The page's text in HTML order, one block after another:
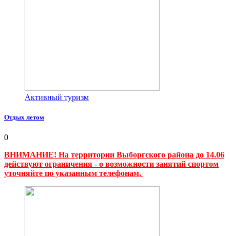
Активный туризм
Отдых летом
0
ВНИМАНИЕ! На территории Выборгского района до 14.06
действуют ограничения - о возможности занятий спортом
уточняйте по указанным телефонам.